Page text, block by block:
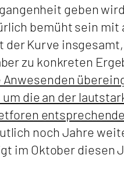
geben
bemüht sein
Kurve
zu konkreten
die an der
noch Jahre
im Oktober diesen